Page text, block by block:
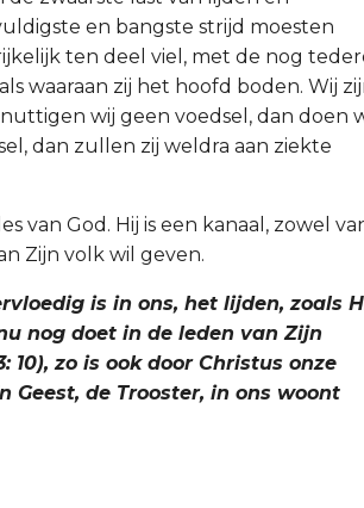
en bangste strijd moesten
ten deel viel, met de nog
waaraan zij het hoofd boden. Wij
wij geen voedsel, dan doen
dan zullen zij weldra aan ziekte
van God. Hij is een kanaal, zowel
Zijn volk wil geven.
is in ons, het lijden, zoals
nog doet in de leden van Zijn
10), zo is ook door Christus onze
de Trooster, in ons woont